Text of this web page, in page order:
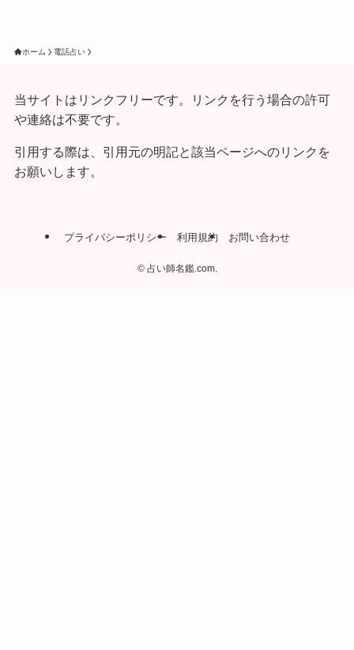
ホーム 電話占い
当サイトはリンクフリーです。リンクを行う場合の許可
や連絡は不要です。
引用する際は、引用元の明記と該当ページへのリンクを
お願いします。
プライバシーポリシー 利用規約 お問い合わせ
©占い師名鑑.com.